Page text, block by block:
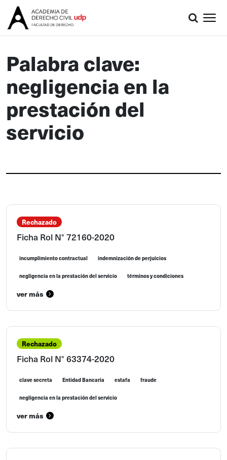
Palabra clave:
negligencia en la
prestación del
servicio
Rechazado
Ficha Rol N° 72160-2020
incumplimiento contractual indemnización de perjuicios
negligencia en la prestación del servicio términos y condiciones
ver más
Rechazado
Ficha Rol N° 63374-2020
clave secreta Entidad Bancaria estafa fraude
negligencia en la prestación del servicio
ver más